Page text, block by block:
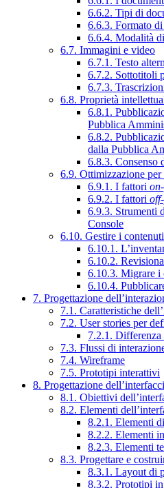
6.6.2. Tipi di
6.6.3. Formato
6.6.4. Modalità
6.7. Immagini e video
6.7.1. Testo
6.7.2. Sottotitoli
6.7.3.
6.8. Proprietà
6.8.1.
Pubblica
6.8.2.
dalla Pubblica
6.8.3. Consenso
6.9. Ottimizzazione
6.9.1. I fattori
6.9.2. I fattori
6.9.3. Strumenti
Console
6.10. Gestire i contenuti
6.10.1.
6.10.2.
6.10.3. Migrare i
6.10.4.
7. Progettazione
7.1. Caratteristiche
7.2. User stories per
7.2.1. Differenza
7.3. Flussi di
7.4. Wireframe
7.5. Prototipi interattivi
8. Progettazione
8.1. Obiettivi
8.2. Elementi
8.2.1. Elementi
8.2.2. Elementi
8.2.3. Elementi
8.3. Progettare e
8.3.1. Layout di
8.3.2. Prototipi